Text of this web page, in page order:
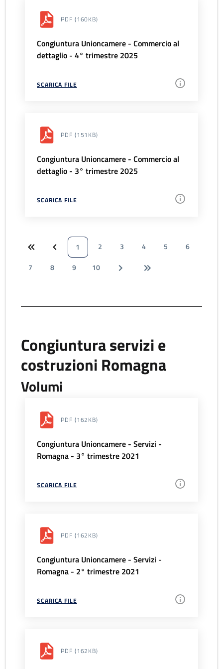
PDF (160KB)
Congiuntura Unioncamere - Commercio al
dettaglio - 4° trimestre 2025
SCARICA FILE
PDF (151KB)
Congiuntura Unioncamere - Commercio al
dettaglio - 3° trimestre 2025
SCARICA FILE
1 2 3 4 5
6
7
8 9 10
Congiuntura servizi e
costruzioni Romagna
Volumi
PDF (162KB)
Congiuntura Unioncamere - Servizi -
Romagna - 3° trimestre 2021
SCARICA FILE
PDF (162KB)
Congiuntura Unioncamere - Servizi -
Romagna - 2° trimestre 2021
SCARICA FILE
PDF (162KB)